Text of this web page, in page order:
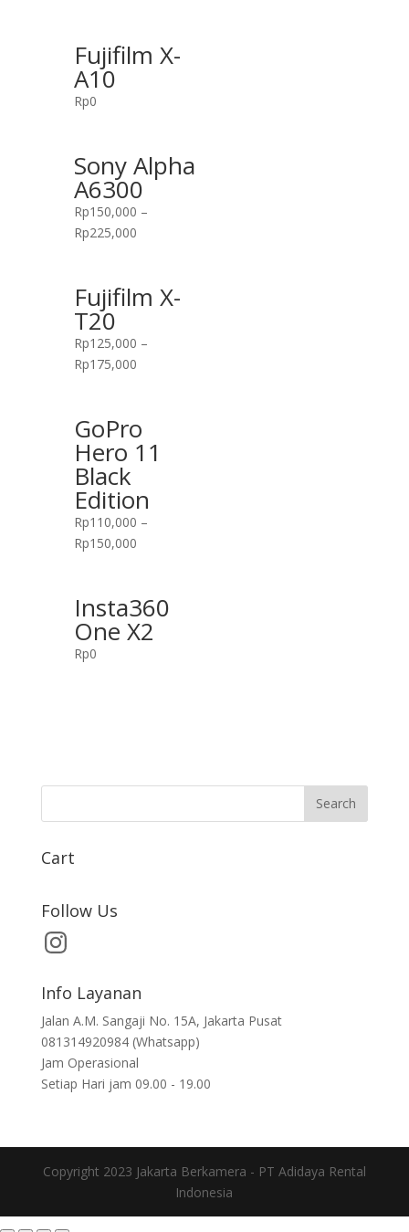
Fujifilm X-
A10
Rp0
Sony Alpha
A6300
Rp150,000 –
Rp225,000
Fujifilm X-
T20
Rp125,000 –
Rp175,000
GoPro
Hero 11
Black
Edition
Rp110,000 –
Rp150,000
Insta360
One X2
Rp0
Cart
Follow Us
Info Layanan
Jalan A.M. Sangaji No. 15A, Jakarta Pusat
081314920984 (Whatsapp)
Jam Operasional
Setiap Hari jam 09.00 - 19.00
Copyright 2023 Jakarta Berkamera - PT Adidaya Rental
Indonesia